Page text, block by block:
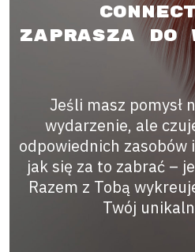
zaprasza do
Jeśli masz pomysł
wydarzenie, ale
odpowiednich zasobów
jak się za to zabrać –
Razem z Tobą
Twój